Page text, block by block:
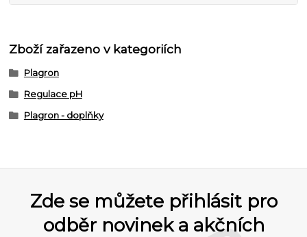
Zboží zařazeno v kategoriích
Plagron
Regulace pH
Plagron - doplňky
Zde se můžete přihlásit pro
odběr novinek a akčních